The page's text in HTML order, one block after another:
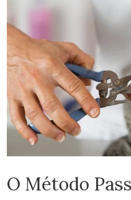
O Método